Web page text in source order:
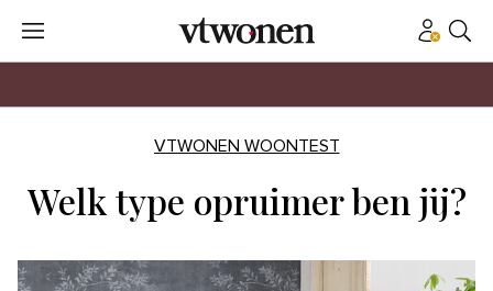
VTWONEN WOONTEST
Welk type opruimer ben jij?